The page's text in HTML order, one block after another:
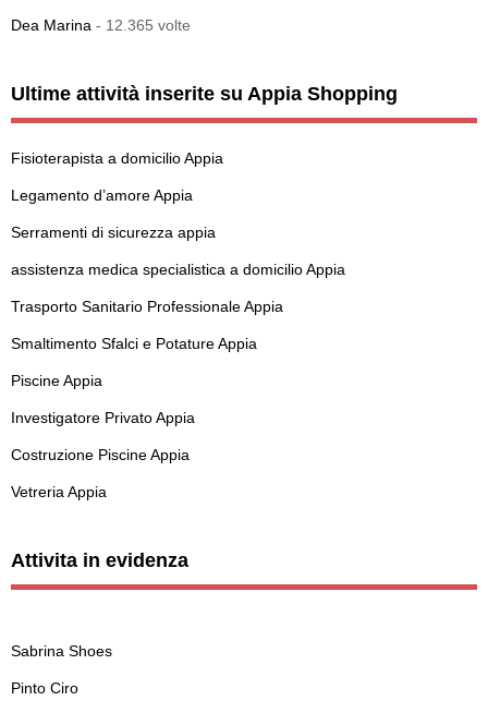
Dea Marina - 12.365 volte
Ultime attività inserite su Appia Shopping
Fisioterapista a domicilio Appia
Legamento d’amore Appia
Serramenti di sicurezza appia
assistenza medica specialistica a domicilio Appia
Trasporto Sanitario Professionale Appia
Smaltimento Sfalci e Potature Appia
Piscine Appia
Investigatore Privato Appia
Costruzione Piscine Appia
Vetreria Appia
Attivita in evidenza
Sabrina Shoes
Pinto Ciro